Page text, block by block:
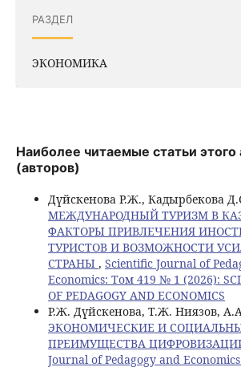
РАЗДЕЛ
ЭКОНОМИКА
Наиболее читаемые статьи этого
(авторов)
Дүйскенова Р.Ж., Кадырбекова
МЕЖДУНАРОДНЫЙ ТУРИЗМ В
ФАКТОРЫ ПРИВЛЕЧЕНИЯ
ТУРИСТОВ И ВОЗМОЖНОСТИ
СТРАНЫ , Scientific Journal of
Economics: Том 419 № 1 (2026):
OF PEDAGOGY AND ECONOMICS
Р.Ж. Дүйскенова, Т.Ж. Ниязов,
ЭКОНОМИЧЕСКИЕ И
ПРЕИМУЩЕСТВА
Journal of Pedagogy and